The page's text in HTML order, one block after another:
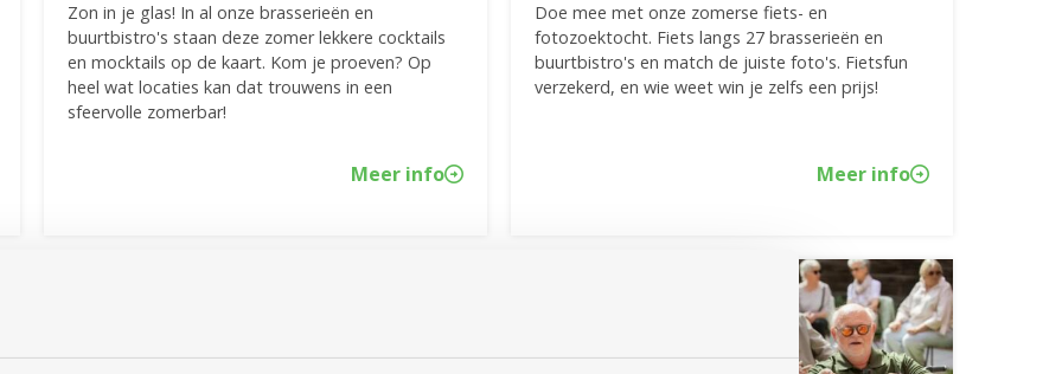
Zon in je glas! In al onze brasserieën en
buurtbistro's staan deze zomer lekkere cocktails
en mocktails op de kaart. Kom je proeven? Op
heel wat locaties kan dat trouwens in een
sfeervolle zomerbar!
Meer info
Doe mee met onze zomerse fiets- en
fotozoektocht. Fiets langs 27 brasserieën en
buurtbistro's en match de juiste foto's. Fietsfun
verzekerd, en wie weet win je zelfs een prijs!
Meer info